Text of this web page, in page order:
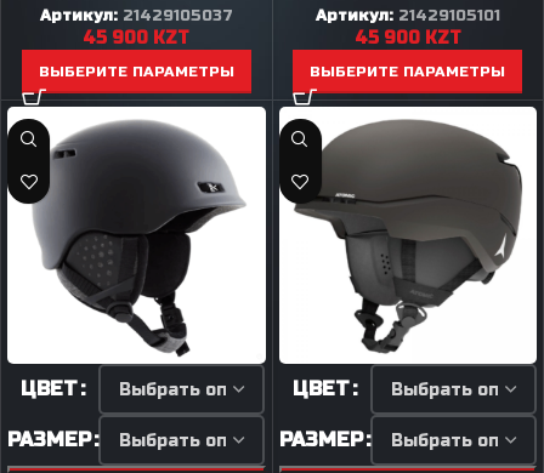
Артикул: 21429105037
45 900 KZT
ВЫБЕРИТЕ ПАРАМЕТРЫ
Артикул: 21429105101
45 900 KZT
ВЫБЕРИТЕ ПАРАМЕТРЫ
ЦВЕТ
РАЗМЕР
ЦВЕТ
РАЗМЕР